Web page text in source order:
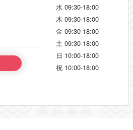
水 09:30-18:00
木 09:30-18:00
金 09:30-18:00
土 09:30-18:00
日 10:00-18:00
祝 10:00-18:00